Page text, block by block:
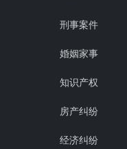
刑事案件
婚姻家事
知识产权
房产纠纷
经济纠纷